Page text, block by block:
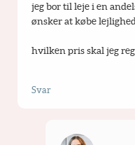
jeg bor til leje i en
ønsker at købe
hvilken pris skal jeg
Svar